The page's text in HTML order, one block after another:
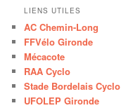
LIENS UTILES
AC Chemin-Long
FFVélo Gironde
Mécacote
RAA Cyclo
Stade Bordelais Cyclo
UFOLEP Gironde